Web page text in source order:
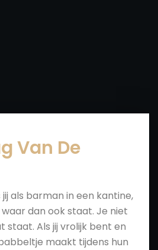
Van De
als barman in een kantine,
dan ook staat. Je niet
staat. Als jij vrolijk bent en
maakt tijdens hun